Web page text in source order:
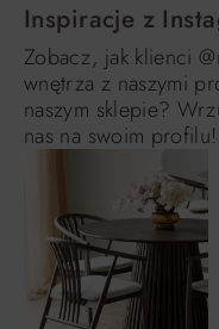
Inspiracje z
Zobacz, jak klienci
wnętrza z naszymi
naszym sklepie?
nas na swoim profilu!